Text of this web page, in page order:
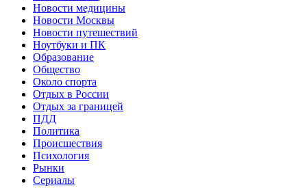
Новости медицины
Новости Москвы
Новости путешествий
Ноутбуки и ПК
Образование
Общество
Около спорта
Отдых в России
Отдых за границей
ПДД
Политика
Происшествия
Психология
Рынки
Сериалы